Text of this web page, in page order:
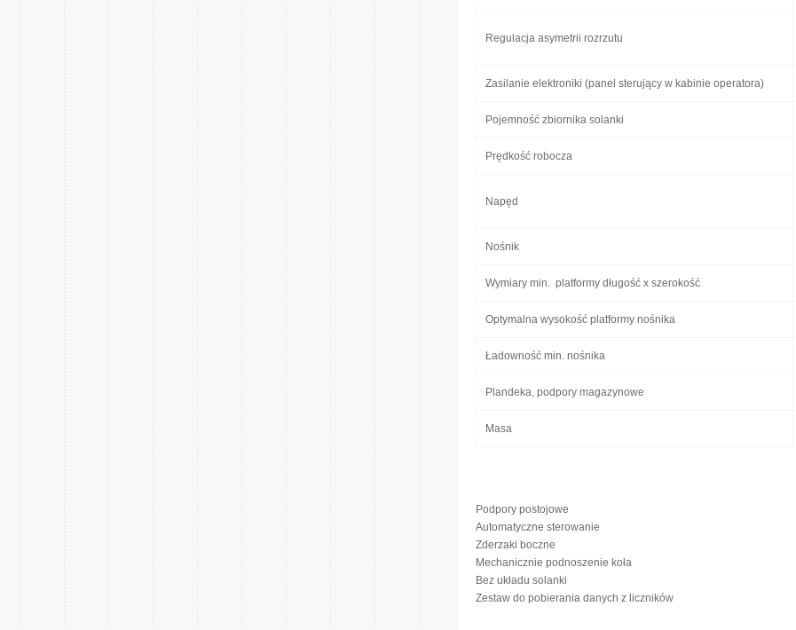
Regulacja asymetrii rozrzutu
Zasilanie elektroniki (panel sterujący w kabinie operatora)
Pojemność zbiornika solanki
Prędkość robocza
Napęd
Nośnik
Wymiary min. platformy długość x szerokość
Optymalna wysokość platformy nośnika
Ładowność min. nośnika
Plandeka, podpory magazynowe
Masa
Podpory postojowe
Automatyczne sterowanie
Zderzaki boczne
Mechanicznie podnoszenie koła
Bez układu solanki
Zestaw do pobierania danych z liczników